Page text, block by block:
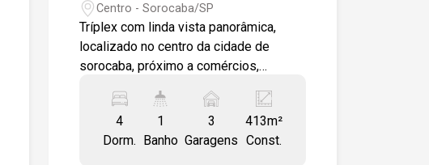
Centro - Sorocaba/SP
Tríplex com linda vista panorâmica,
localizado no centro da cidade de
sorocaba, próximo a comércios,
shoppings, clubes. sala para 4
ambientes toda avarandada, lavabo,
cozinha toda modulada com ilha,
4
Dorm.
1
Banho
3
Garagens
413m²
Const.